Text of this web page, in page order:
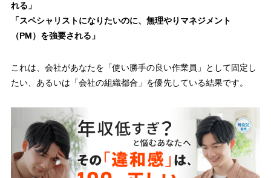
れる」
「スペシャリストになりたいのに、無理やりマネジメント
（PM）を強要される」
これは、会社があなたを「使い勝手の良い作業員」として固定し
たい、あるいは「会社の組織都合」を優先している結果です。